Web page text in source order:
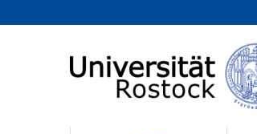
Browsen
direkt zum Inhalt